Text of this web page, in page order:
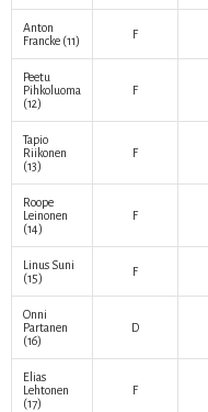
Anton
Francke (11) F
Peetu
Pihkoluoma
(12)
F
Tapio
Riikonen
(13)
F
Roope
Leinonen
(14)
F
Linus Suni
(15)
F
Onni
Partanen
(16)
D
Elias
Lehtonen
(17)
F